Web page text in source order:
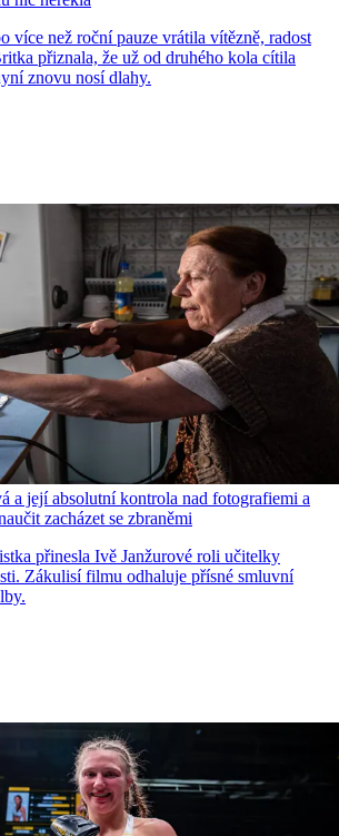
více než roční pauze vrátila vítězně, radost
přiznala, že už od druhého kola cítila
znovu nosí dlahy.
a její absolutní kontrola nad fotografiemi a
zacházet se zbraněmi
přinesla Ivě Janžurové roli učitelky
Zákulisí filmu odhaluje přísné smluvní